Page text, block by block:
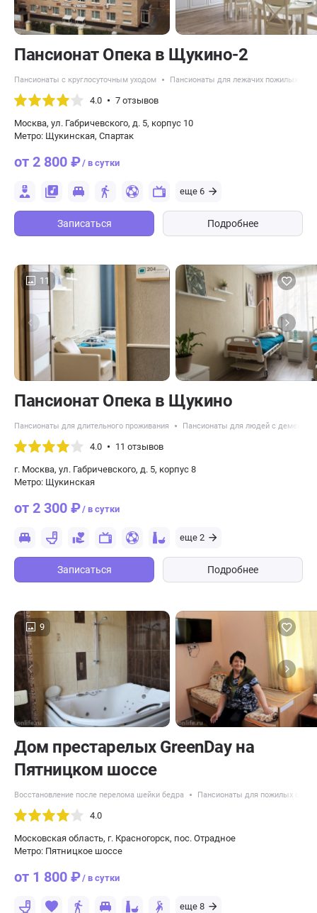
Пансионат Опека в Щукино-2
Пансионаты с круглосуточным уходом Пансионаты для лежачих пожилых
4.0 7 отзывов
Москва, ул. Габричевского, д. 5, корпус 10
Метро: Щукинская, Спартак
от 2 800 ₽/ в сутки
еще 6
Записаться Подробнее
11
Пансионат Опека в Щукино
Пансионаты для длительного проживания Пансионаты для людей с
4.0 11 отзывов
г. Москва, ул. Габричевского, д. 5, корпус 8
Метро: Щукинская
от 2 300 ₽/ в сутки
еще 2
Записаться Подробнее
9
Дом престарелых GreenDay на
Пятницком шоссе
Восстановление после перелома шейки бедра Пансионаты для пожилых с
4.0
Московская область, г. Красногорск, пос. Отрадное
Метро: Пятницкое шоссе
от 1 800 ₽/ в сутки
еще 8